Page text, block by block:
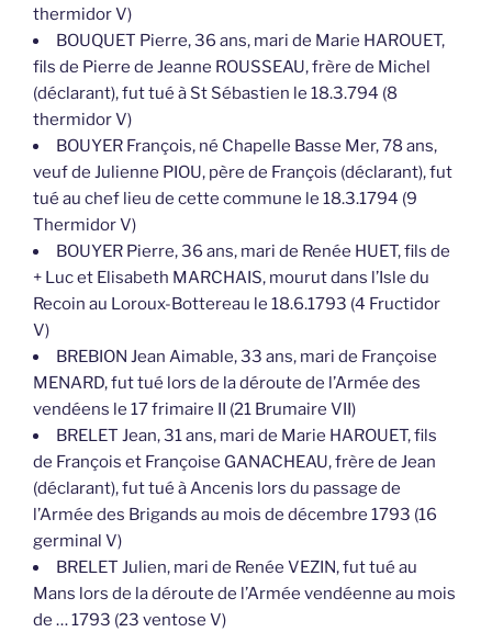
thermidor V)
BOUQUET Pierre, 36 ans, mari de Marie HAROUET,
fils de Pierre de Jeanne ROUSSEAU, frère de Michel
(déclarant), fut tué à St Sébastien le 18.3.794 (8
thermidor V)
BOUYER François, né Chapelle Basse Mer, 78 ans,
veuf de Julienne PIOU, père de François (déclarant), fut
tué au chef lieu de cette commune le 18.3.1794 (9
Thermidor V)
BOUYER Pierre, 36 ans, mari de Renée HUET, fils de
+ Luc et Elisabeth MARCHAIS, mourut dans l’Isle du
Recoin au Loroux-Bottereau le 18.6.1793 (4 Fructidor
V)
BREBION Jean Aimable, 33 ans, mari de Françoise
MENARD, fut tué lors de la déroute de l’Armée des
vendéens le 17 frimaire II (21 Brumaire VII)
BRELET Jean, 31 ans, mari de Marie HAROUET, fils
de François et Françoise GANACHEAU, frère de Jean
(déclarant), fut tué à Ancenis lors du passage de
l’Armée des Brigands au mois de décembre 1793 (16
germinal V)
BRELET Julien, mari de Renée VEZIN, fut tué au
Mans lors de la déroute de l’Armée vendéenne au mois
de … 1793 (23 ventose V)